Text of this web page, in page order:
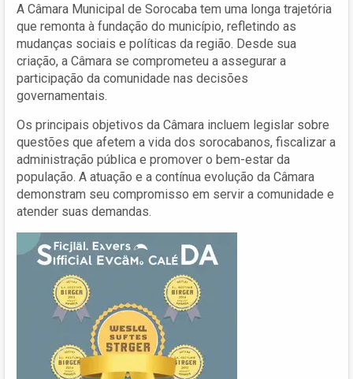
A Câmara Municipal de Sorocaba tem uma longa trajetória
que remonta à fundação do município, refletindo as
mudanças sociais e políticas da região. Desde sua
criação, a Câmara se comprometeu a assegurar a
participação da comunidade nas decisões
governamentais.
Os principais objetivos da Câmara incluem legislar sobre
questões que afetem a vida dos sorocabanos, fiscalizar a
administração pública e promover o bem-estar da
população. A atuação e a contínua evolução da Câmara
demonstram seu compromisso em servir a comunidade e
atender suas demandas.